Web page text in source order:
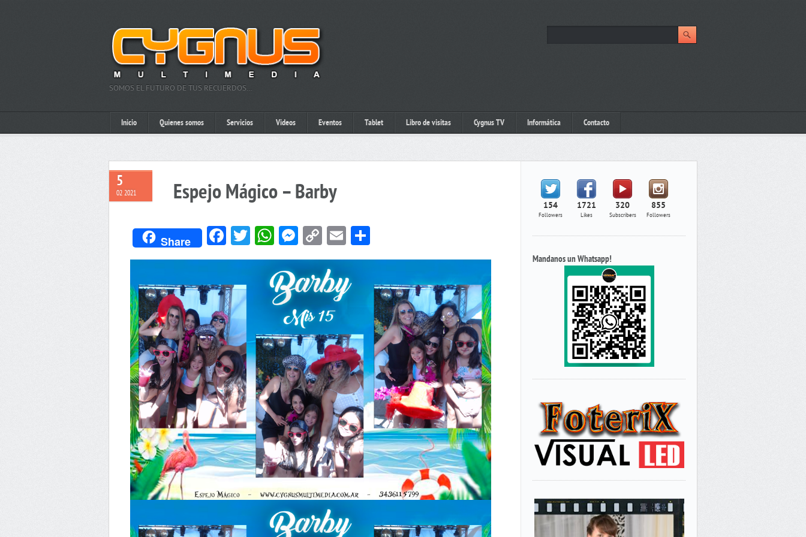
SOMOS EL FUTURO DE TUS RECUERDOS…
Inicio Quienes somos Servicios Videos Eventos Tablet Libro de visitas Cygnus TV Informática Contacto
5
02 2021 Espejo Mágico – Barby
Share Facebook
Twitter
WhatsApp
Messenger
Copy
Link
Email
154
Followers
1721
Likes
320
Subscribers
855
Followers
Mandanos un Whatsapp!